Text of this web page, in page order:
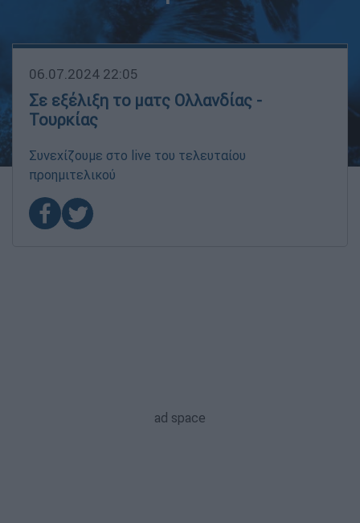
06.07.2024 22:05
Σε εξέλιξη το ματς Ολλανδίας -
Τουρκίας
Συνεχίζουμε στο live του τελευταίου
προημιτελικού